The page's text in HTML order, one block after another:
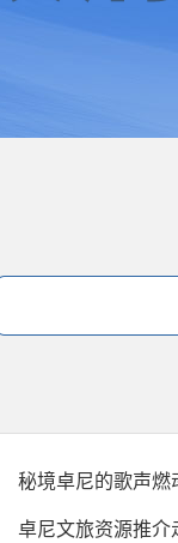
秘境卓尼的歌声燃
卓尼文旅资源推介